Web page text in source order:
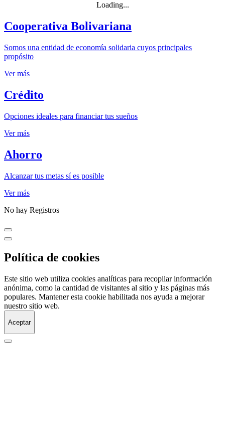
Loading...
Cooperativa Bolivariana
Somos una entidad de economía solidaria cuyos principales
propósito
Ver más
Crédito
Opciones ideales para financiar tus sueños
Ver más
Ahorro
Alcanzar tus metas sí es posible
Ver más
No hay Registros
Política de cookies
Este sitio web utiliza cookies analíticas para recopilar información
anónima, como la cantidad de visitantes al sitio y las páginas más
populares. Mantener esta cookie habilitada nos ayuda a mejorar
nuestro sitio web.
Aceptar